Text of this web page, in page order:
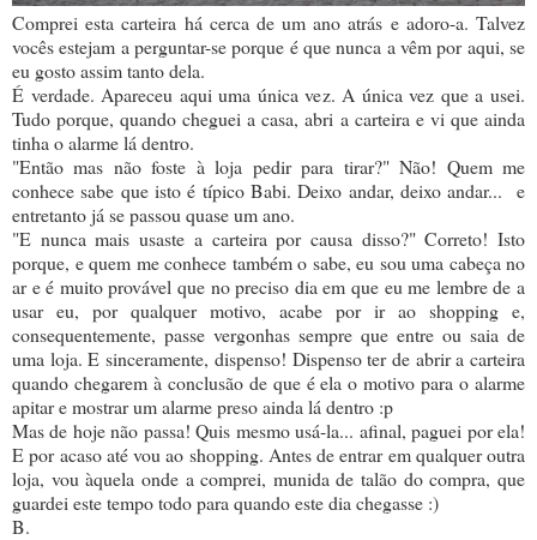
Comprei esta carteira há cerca de um ano atrás e adoro-a. Talvez
vocês estejam a perguntar-se porque é que nunca a vêm por aqui, se
eu gosto assim tanto dela.
É verdade. Apareceu aqui uma única vez. A única vez que a usei.
Tudo porque, quando cheguei a casa, abri a carteira e vi que ainda
tinha o alarme lá dentro.
"Então mas não foste à loja pedir para tirar?" Não! Quem me
conhece sabe que isto é típico Babi. Deixo andar, deixo andar... e
entretanto já se passou quase um ano.
"E nunca mais usaste a carteira por causa disso?" Correto! Isto
porque, e quem me conhece também o sabe, eu sou uma cabeça no
ar e é muito provável que no preciso dia em que eu me lembre de a
usar eu, por qualquer motivo, acabe por ir ao shopping e,
consequentemente, passe vergonhas sempre que entre ou saia de
uma loja. E sinceramente, dispenso! Dispenso ter de abrir a carteira
quando chegarem à conclusão de que é ela o motivo para o alarme
apitar e mostrar um alarme preso ainda lá dentro :p
Mas de hoje não passa! Quis mesmo usá-la... afinal, paguei por ela!
E por acaso até vou ao shopping. Antes de entrar em qualquer outra
loja, vou àquela onde a comprei, munida de talão do compra, que
guardei este tempo todo para quando este dia chegasse :)
B.